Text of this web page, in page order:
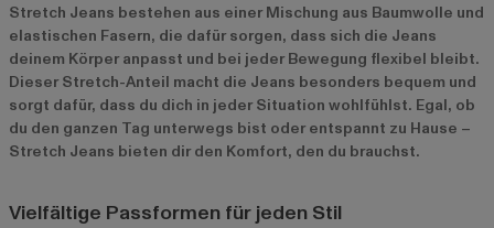
Stretch Jeans bestehen aus einer Mischung aus Baumwolle und
elastischen Fasern, die dafür sorgen, dass sich die Jeans
deinem Körper anpasst und bei jeder Bewegung flexibel bleibt.
Dieser Stretch-Anteil macht die Jeans besonders bequem und
sorgt dafür, dass du dich in jeder Situation wohlfühlst. Egal, ob
du den ganzen Tag unterwegs bist oder entspannt zu Hause –
Stretch Jeans bieten dir den Komfort, den du brauchst.
Vielfältige Passformen für jeden Stil